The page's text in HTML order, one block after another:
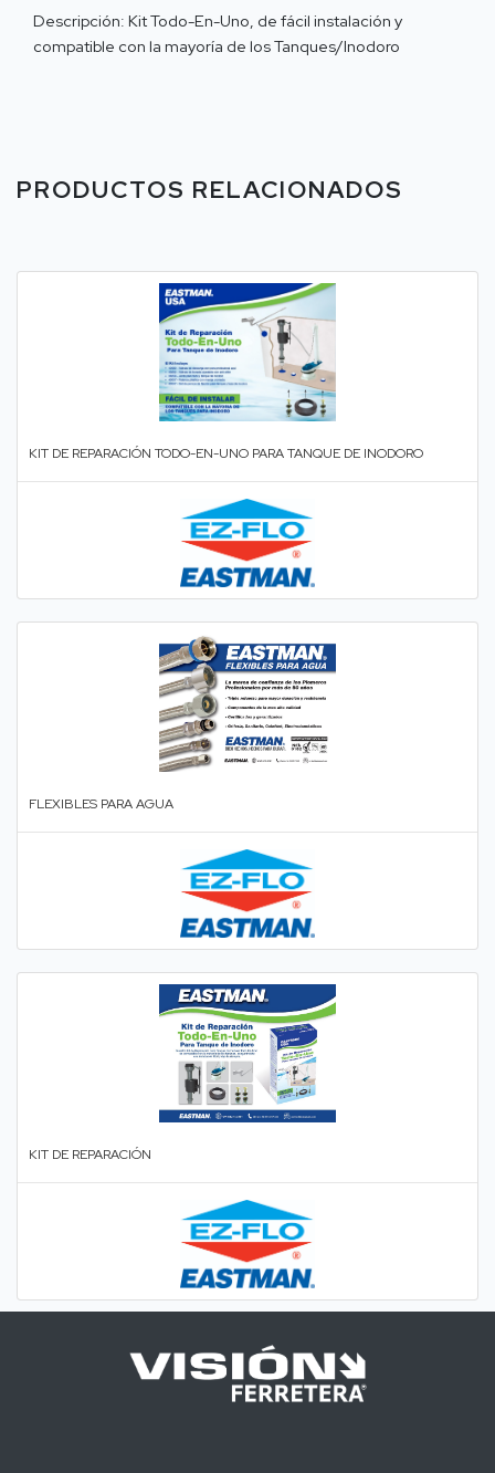
Descripción: Kit Todo-En-Uno, de fácil instalación y
compatible con la mayoría de los Tanques/Inodoro
PRODUCTOS RELACIONADOS
KIT DE REPARACIÓN TODO-EN-UNO PARA TANQUE DE INODORO
FLEXIBLES PARA AGUA
KIT DE REPARACIÓN